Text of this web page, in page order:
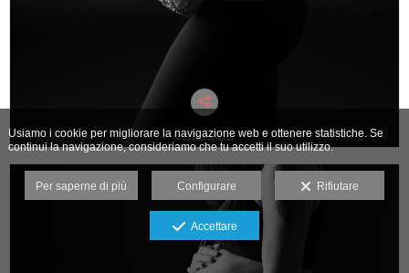
Usiamo i cookie per migliorare la navigazione web e ottenere statistiche. Se
continui la navigazione, consideriamo che tu accetti il suo utilizzo.
Per saperne di più Configurare Rifiutare
Accettare